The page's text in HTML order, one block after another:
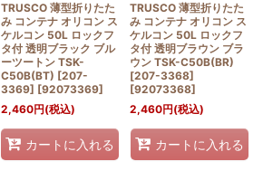
TRUSCO 薄型折りたた
み コンテナ オリコン ス
ケルコン 50L ロックフ
タ付 透明ブラック ブル
ーツートン TSK-
C50B(BT) [207-
3369] [92073369]
2,460円(税込)
カートに入れる
TRUSCO 薄型折りたた
み コンテナ オリコン ス
ケルコン 50L ロックフ
タ付 透明ブラウン ブラ
ウン TSK-C50B(BR)
[207-3368]
[92073368]
2,460円(税込)
カートに入れる